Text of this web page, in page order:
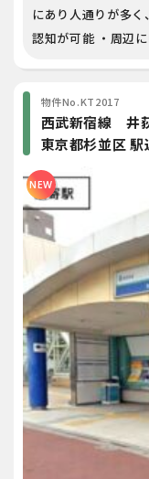
にあり人通りが多
認知が可能 ・周辺
物件No.KT2017
⻄武新宿線 井
東京都杉並区
NEW